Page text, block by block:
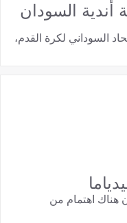
أندية السودان
السوداني لكرة القدم،
هناك اهتمام من